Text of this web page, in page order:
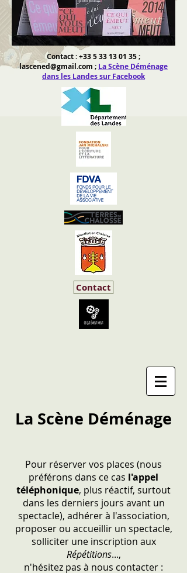
Contact :+33 5 33 13 01 35;
lascened@gmail.com ; La Scène Déménage
dans les Landes sur Facebook
Contact
La Scène Déménage
Pour réserver vos places (nous
préférons dans ce cas l'appel
téléphonique, plus réactif, surtout
dans les derniers jours avant un
spectacle), adhérer à l'association,
proposer ou accueillir un spectacle,
solliciter une inscription aux
Répétitions...,
n'hésitez pas à nous contacter :